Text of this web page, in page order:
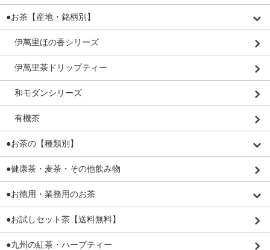
●お茶【産地・銘柄別】
伊萬里ほの香シリーズ
伊萬里茶ドリップティー
和モダンシリーズ
有機茶
●お茶の【種類別】
●健康茶・麦茶・その他飲み物
●お徳用・業務用のお茶
●お試しセット茶【送料無料】
●九州の紅茶・ハーブティー